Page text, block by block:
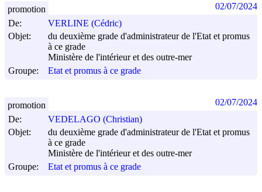
De:
VERLINE (Cédric)
Objet:
du deuxième grade d'administrateur de l'Etat et promus
à ce grade
Ministère de l'intérieur et des outre-mer
Groupe:
Etat et promus à ce grade
promotion 02/07/2024
De:
VEDELAGO (Christian)
Objet:
du deuxième grade d'administrateur de l'Etat et promus
à ce grade
Ministère de l'intérieur et des outre-mer
Groupe:
Etat et promus à ce grade
promotion 02/07/2024